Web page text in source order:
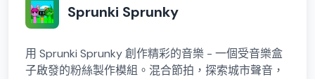
Sprunki Sprunky
用 Sprunki Sprunky 創作精彩的音樂 - 一個受音樂盒
子啟發的粉絲製作模組。混合節拍，探索城市聲音，